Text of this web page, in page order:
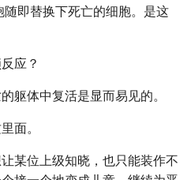
即替换下死亡的细胞。是这
应？
躯体中复活是显而易见的。
面。
某位上级知晓，也只能装作不